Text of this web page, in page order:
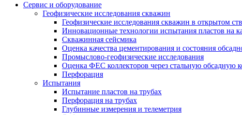
Сервис и оборудование
Геофизические исследования скважин
Геофизические исследования скважин в открытом
Инновационные технологии испытания пластов на
Скважинная сейсмика
Оценка качества цементирования и состояния
Промыслово-геофизические исследования
Оценка ФЕС коллекторов через стальную
Перфорация
Испытания
Испытание пластов на трубах
Перфорация на трубах
Глубинные измерения и телеметрия